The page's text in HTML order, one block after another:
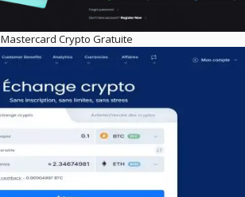
Mastercard Crypto Gratuite